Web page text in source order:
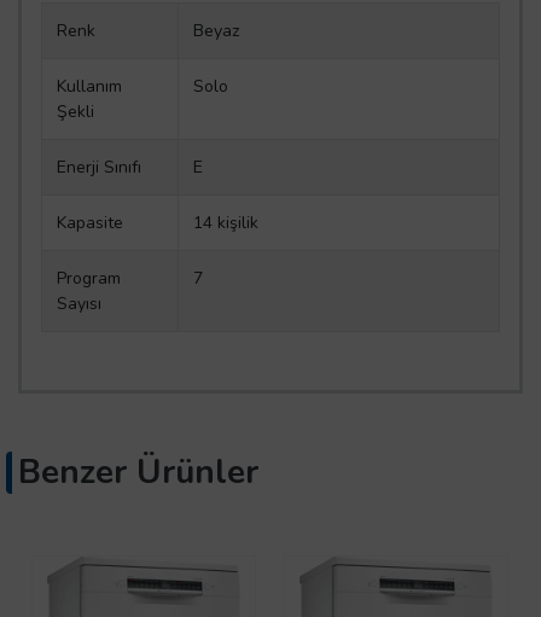
Renk Beyaz
Kullanım
Şekli
Solo
Enerji Sınıfı E
Kapasite 14 kişilik
Program
Sayısı
7
Benzer Ürünler